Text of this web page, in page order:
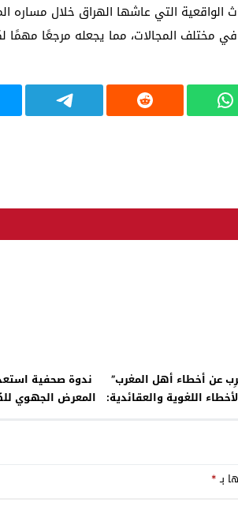
بين 1990 و2023” يوثق الأحداث الواقعية التي عاشها الهراق
مختلف المجالات، مما يجعله مرجعًا مهمًا
عن أخطاء أهل المغرب”
اللغوية والعقائدية: المعرض الجهوي
بـ*